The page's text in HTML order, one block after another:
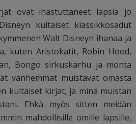
ovat ihastuttaneet lapsia jo
kultaiset klassikkosadut
Walt Disneyn ihanaa ja
kuten Aristokatit, Robin Hood,
Bongo sirkuskarhu ja monta
vanhemmat muistavat omasta
kultaiset kirjat, ja minä muistan
Ehkä myös sitten meidän
mahdollisille omille lapsille,